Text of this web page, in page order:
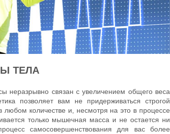
ТЕЛА
неразрывно связан с увеличением общего веса
позволяет вам не придерживаться строгой
любом количестве и, несмотря на это в процессе
только мышечная масса и не остается ни
самосовершенствования для вас более